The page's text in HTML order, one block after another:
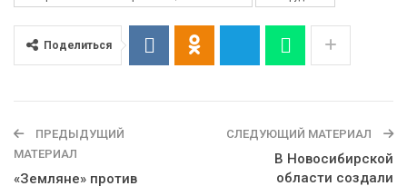
Поделиться
ПРЕДЫДУЩИЙ
МАТЕРИАЛ
«Земляне» против
СЛЕДУЮЩИЙ МАТЕРИАЛ
В Новосибирской
области создали